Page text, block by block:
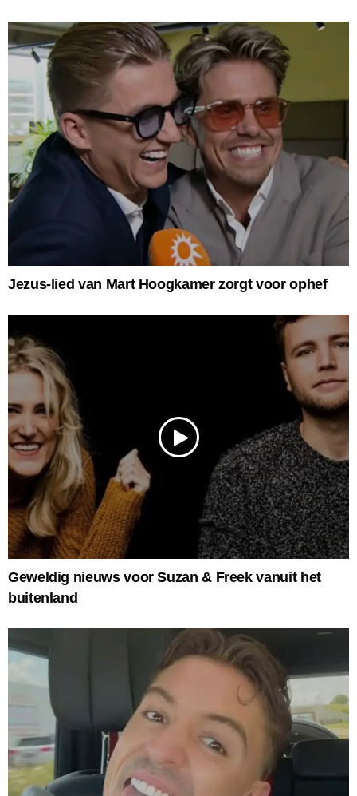
Jezus-lied van Mart Hoogkamer zorgt voor ophef
Geweldig nieuws voor Suzan & Freek vanuit het
buitenland